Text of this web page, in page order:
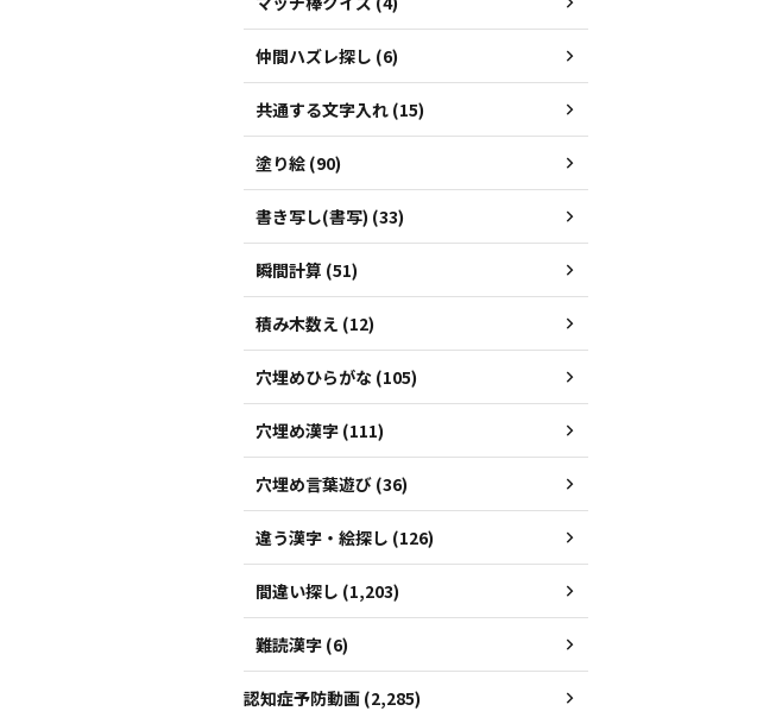
仲間ハズレ探し (6)
共通する文字入れ (15)
塗り絵 (90)
書き写し(書写) (33)
瞬間計算 (51)
積み木数え (12)
穴埋めひらがな (105)
穴埋め漢字 (111)
穴埋め言葉遊び (36)
違う漢字・絵探し (126)
間違い探し (1,203)
難読漢字 (6)
認知症予防動画 (2,285)